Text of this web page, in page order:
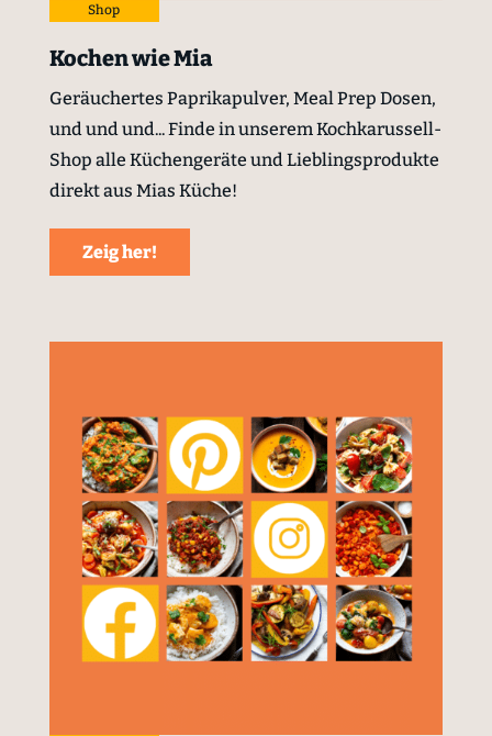
Shop
Kochen wie Mia
Geräuchertes Paprikapulver, Meal Prep Dosen,
und und und... Finde in unserem Kochkarussell-
Shop alle Küchengeräte und Lieblingsprodukte
direkt aus Mias Küche!
Zeig her!